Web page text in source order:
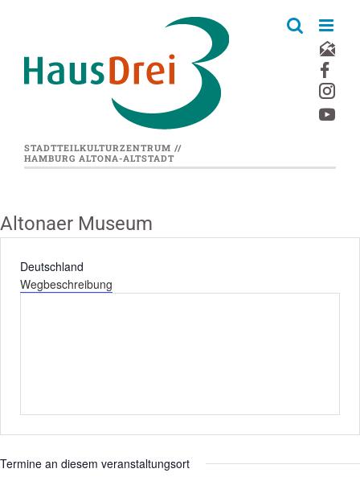
STADTTEILKULTURZENTRUM //
HAMBURG ALTONA-ALTSTADT
Altonaer Museum
Adresse
Deutschland
Wegbeschreibung
Termine an diesem veranstaltungsort